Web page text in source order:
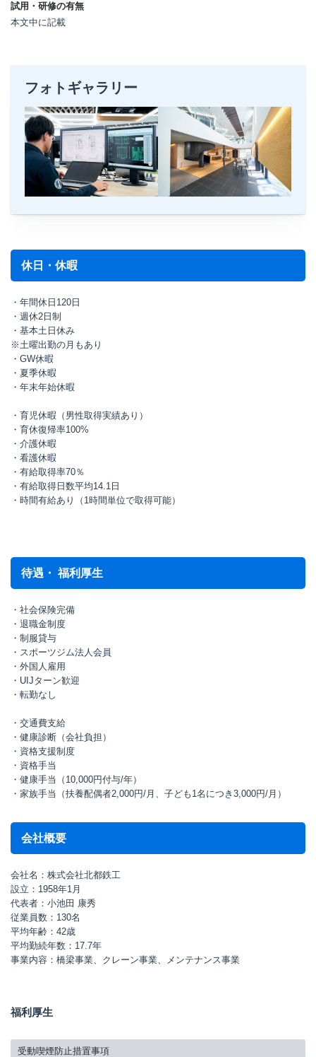
試用・研修の有無
本文中に記載
フォトギャラリー
休日・休暇
・年間休日120日
・週休2日制
・基本土日休み
※土曜出勤の月もあり
・GW休暇
・夏季休暇
・年末年始休暇
・育児休暇（男性取得実績あり）
・育休復帰率100%
・介護休暇
・看護休暇
・有給取得率70％
・有給取得日数平均14.1日
・時間有給あり（1時間単位で取得可能）
待遇・ 福利厚生
・社会保険完備
・退職金制度
・制服貸与
・スポーツジム法人会員
・外国人雇用
・UIJターン歓迎
・転勤なし
・交通費支給
・健康診断（会社負担）
・資格支援制度
・資格手当
・健康手当（10,000円付与/年）
・家族手当（扶養配偶者2,000円/月、子ども1名につき3,000円/月）
会社概要
会社名：株式会社北都鉄工
設立：1958年1月
代表者：小池田 康秀
従業員数：130名
平均年齢：42歳
平均勤続年数：17.7年
事業内容：橋梁事業、クレーン事業、メンテナンス事業
福利厚生
受動喫煙防止措置事項